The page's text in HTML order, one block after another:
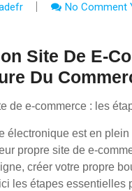
No Comment
Site De E-
Du
de e-commerce : les
électronique est en
propre site de e-
créer votre propre
les étapes essentielles